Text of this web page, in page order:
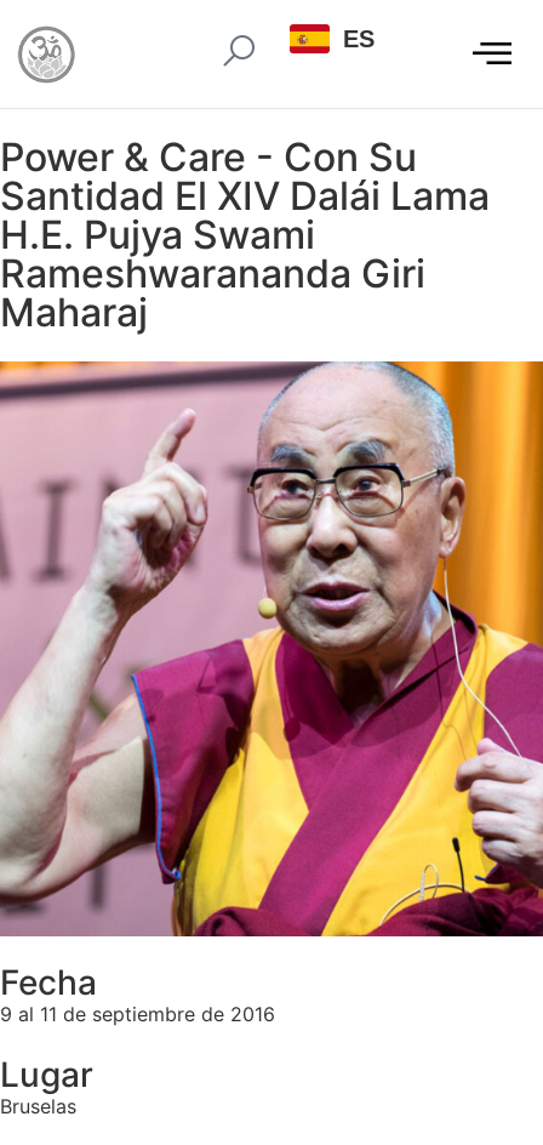
ES
Power & Care - Con Su
Santidad El XIV Dalái Lama
H.E. Pujya Swami
Rameshwarananda Giri
Maharaj
Fecha
9 al 11 de septiembre de 2016
Lugar
Bruselas